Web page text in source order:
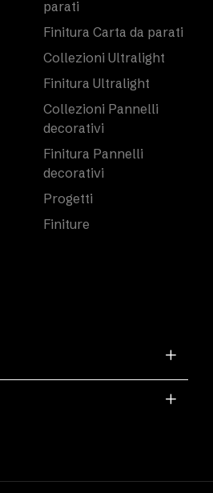
parati
Finitura Carta da parati
Collezioni Ultralight
Finitura Ultralight
Collezioni Pannelli
decorativi
Finitura Pannelli
decorativi
Progetti
Finiture